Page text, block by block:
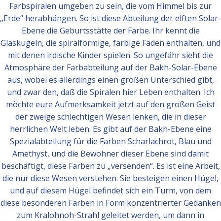
Farbspiralen umgeben zu sein, die vom Himmel bis zur
„Erde“ herabhängen. So ist diese Abteilung der elften Solar-
Ebene die Geburtsstätte der Farbe. Ihr kennt die
Glaskugeln, die spiralförmige, farbige Fäden enthalten, und
mit denen irdische Kinder spielen. So ungefähr sieht die
Atmosphäre der Farbabteilung auf der Bakh-Solar-Ebene
aus, wobei es allerdings einen großen Unterschied gibt,
und zwar den, daß die Spiralen hier Leben enthalten. Ich
möchte eure Aufmerksamkeit jetzt auf den großen Geist
der zweige­ schlechtigen Wesen lenken, die in dieser
herrlichen Welt leben. Es gibt auf der Bakh-Ebene eine
Spezialabteilung für die Farben Scharlachrot, Blau und
Amethyst, und die Bewohner dieser Ebene sind damit
beschäftigt, diese Farben zu „versenden“. Es ist eine Arbeit,
die nur diese Wesen verstehen. Sie besteigen einen Hügel,
und auf diesem Hügel befindet sich ein Turm, von dem
diese besonderen Farben in Form konzentrierter Gedanken
zum Kralohnoh-Strahl geleitet werden, um dann in